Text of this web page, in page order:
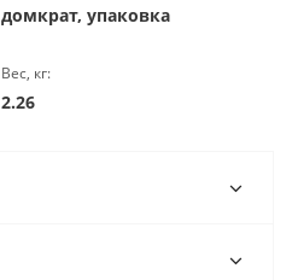
домкрат, упаковка
Вес, кг:
2.26